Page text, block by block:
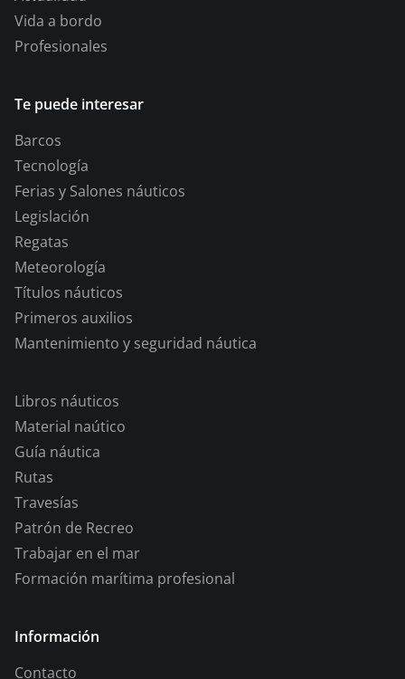
Vida a bordo
Profesionales
Te puede interesar
Barcos
Tecnología
Ferias y Salones náuticos
Legislación
Regatas
Meteorología
Títulos náuticos
Primeros auxilios
Mantenimiento y seguridad náutica
Libros náuticos
Material naútico
Guía náutica
Rutas
Travesías
Patrón de Recreo
Trabajar en el mar
Formación marítima profesional
Información
Contacto